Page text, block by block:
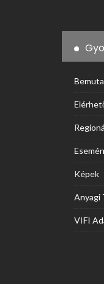
Képek
Anyagi
VIFI